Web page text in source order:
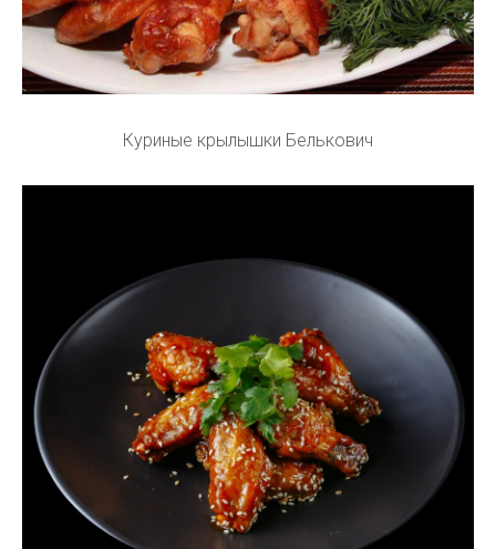
Куриные крылышки Белькович